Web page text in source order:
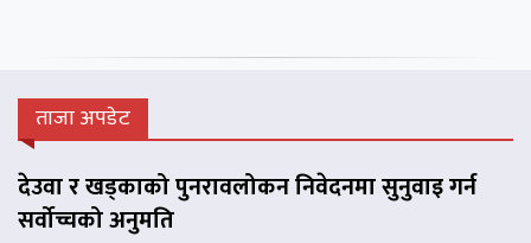
ताजा अपडेट
देउवा र खड्काको पुनरावलोकन निवेदनमा सुनुवाइ गर्न
सर्वोच्चको अनुमति